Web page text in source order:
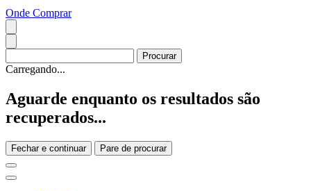
Onde Comprar
Carregando...
Aguarde enquanto os resultados são
recuperados...
Fechar e continuar Pare de procurar